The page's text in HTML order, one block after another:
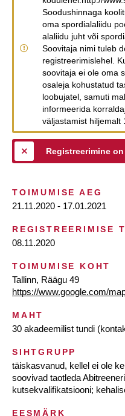
Soodushinnaga
oma spordialaliidu
alaliidu juht või
Soovitaja nimi tuleb
registreerimislehel.
soovitaja ei ole oma
osaleja kohustatud
loobujatel, samuti
informeerida
väljastamist hiljemalt
Registreerimine
TOIMUMISE AEG
21.11.2020 - 17.01.2021
REGISTREERIMISE
08.11.2020
TOIMUMISE KOHT
Tallinn, Räägu 49
https://www.google.com/
MAHT
30 akadeemilist tundi
SIHTGRUPP
täiskasvanud, kellel ei ole
soovivad taotleda
kutsekvalifikatsiooni;
EESMÄRK